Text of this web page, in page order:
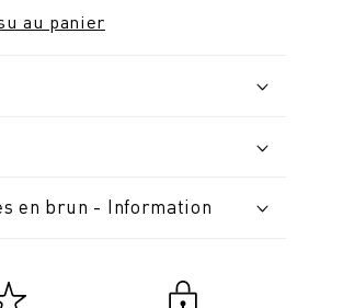
au panier
en brun - Information